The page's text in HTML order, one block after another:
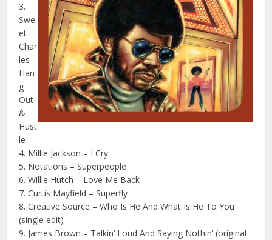
3.
Swe
et
Char
les –
Han
g
Out
&
Hust
le
4. Millie Jackson – I Cry
5. Notations – Superpeople
6. Willie Hutch – Love Me Back
7. Curtis Mayfield – Superfly
8. Creative Source – Who Is He And What Is He To You
(single edit)
9. James Brown – Talkin’ Loud And Saying Nothin’ (original